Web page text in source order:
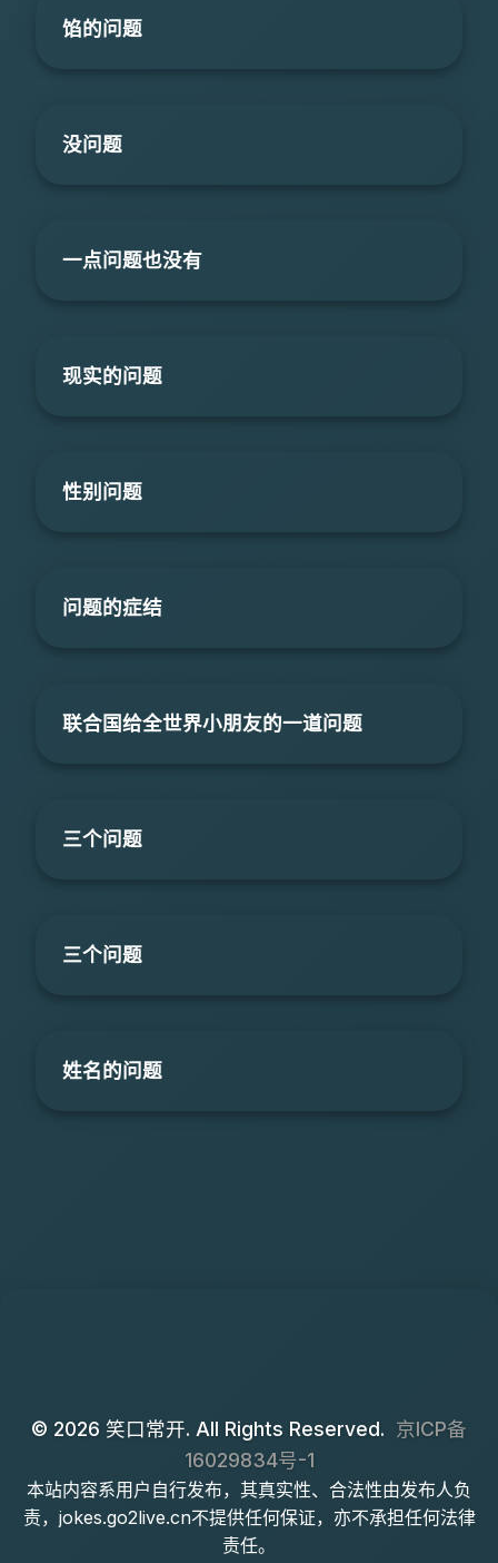
馅的问题
没问题
一点问题也没有
现实的问题
性别问题
问题的症结
联合国给全世界小朋友的一道问题
三个问题
三个问题
姓名的问题
© 2026 笑口常开. All Rights Reserved. 京ICP备
16029834号-1
本站内容系用户自行发布，其真实性、合法性由发布人负
责，jokes.go2live.cn不提供任何保证，亦不承担任何法律
责任。